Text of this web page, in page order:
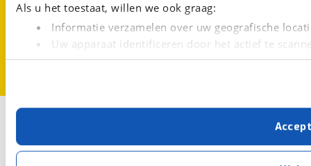
Als u het toestaat, willen we ook graag:
Informatie verzamelen over uw geografische
Uw apparaat identificeren door het actief te
Lees meer over hoe uw persoonlijke gegevens worden
Met cookies en vergelijkbare technieken zorgen we
cookies zorgen ervoor dat de website goed werkt.
verbeteren. We tonen je graag relevante advertenties
buiten onze website volgt – uiteraard op
CookievoorkeurenVacatures